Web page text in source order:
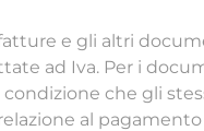
e gli altri
ad Iva. Per i
condizione che gli
al